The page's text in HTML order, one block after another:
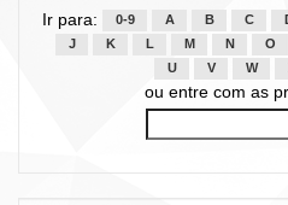
Ir para: 0-9 A B C
J
K L M N O
U
V W
ou entre com as